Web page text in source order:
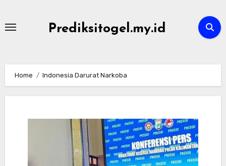
Prediksitogel.my.id
Home Indonesia Darurat Narkoba